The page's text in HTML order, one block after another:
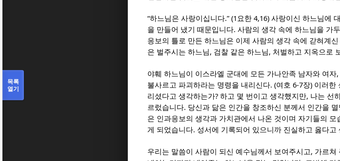
“하느님은 사랑이십니다.” (1요한 4,16) 사랑이신 하느님에
을 만들어 냈기 때문입니다. 사람의 생각 속에 하느님을 가
응보의 틀로 만든 하느님은 이제 사람의 생각 속에 갇혀계
은 벌주시는 하느님, 검찰 같은 하느님, 처벌하고 지옥으로
야훼 하느님이 이스라엘 군대에 모든 가나안족 남자와 여자,
불사르고 파괴하라는 명령을 내리신다. (여호 6-7장) 이러한
리셨다고 생각하는가? 하고 몇 번이고 생각했지만, 나는 선
르렀습니다. 당신과 닮은 인간을 창조하신 분께서 인간을
은 인과응보의 생각과 가치관에서 나온 것이며 자기들의
게 되었습니다. 성서에 기록되어 있으니까 진실하고 옳다
우리는 말씀이 사람이 되신 예수님께서 보여주시고, 가르쳐
목록
열기